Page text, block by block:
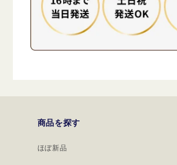
商品を探す
ほぼ新品